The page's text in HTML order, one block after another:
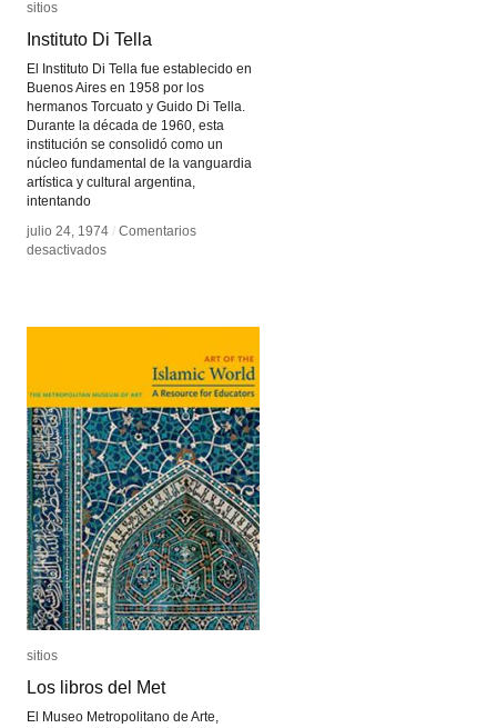
sitios
Instituto Di Tella
El Instituto Di Tella fue establecido en
Buenos Aires en 1958 por los
hermanos Torcuato y Guido Di Tella.
Durante la década de 1960, esta
institución se consolidó como un
núcleo fundamental de la vanguardia
artística y cultural argentina,
intentando
julio 24, 1974 / Comentarios
desactivadosen
sitios
Instituto Di Tella
julio 24, 1974 / Comentarios
desactivadosen
sitios
Los libros del Met
El Museo Metropolitano de Arte,
sitios
Los libros del Met